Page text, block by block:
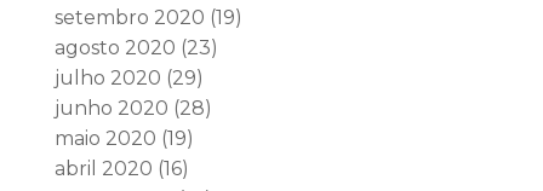
setembro 2020 (19)
agosto 2020 (23)
julho 2020 (29)
junho 2020 (28)
maio 2020 (19)
abril 2020 (16)